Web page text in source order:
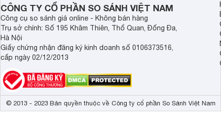
CÔNG TY CỔ PHẦN SO SÁNH VIỆT NAM
Công cụ so sánh giá online - Không bán hàng
Trụ sở chính: Số 195 Khâm Thiên, Thổ Quan, Đống Đa,
Hà Nội
Giấy chứng nhận đăng ký kinh doanh số 0106373516,
cấp ngày 02/12/2013
© 2013 - 2023 Bản quyền thuộc về Công ty cổ phần So Sánh Việt Nam